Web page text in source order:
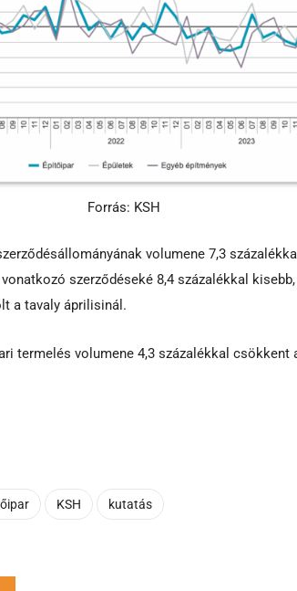
Forrás: KSH
volumene 7,3
szerződéseké 8,4 százalékkal
a tavaly áprilisinál.
termelés volumene 4,3 százalékkal csökkent
KSH kutatás